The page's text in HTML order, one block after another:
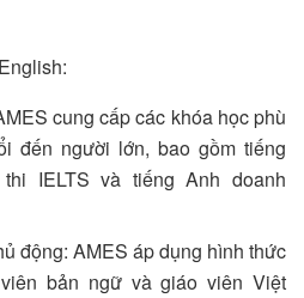
cung cấp các khóa học phù
đến người lớn, bao gồm tiếng
IELTS và tiếng Anh doanh
động: AMES áp dụng hình thức
bản ngữ và giáo viên Việt